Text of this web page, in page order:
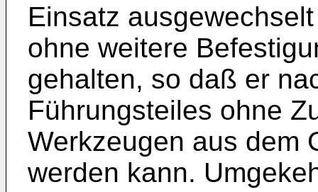
Einsatz
ohne weitere
gehalten, so daß er
Führungsteiles ohne
Werkzeugen aus dem
werden kann.